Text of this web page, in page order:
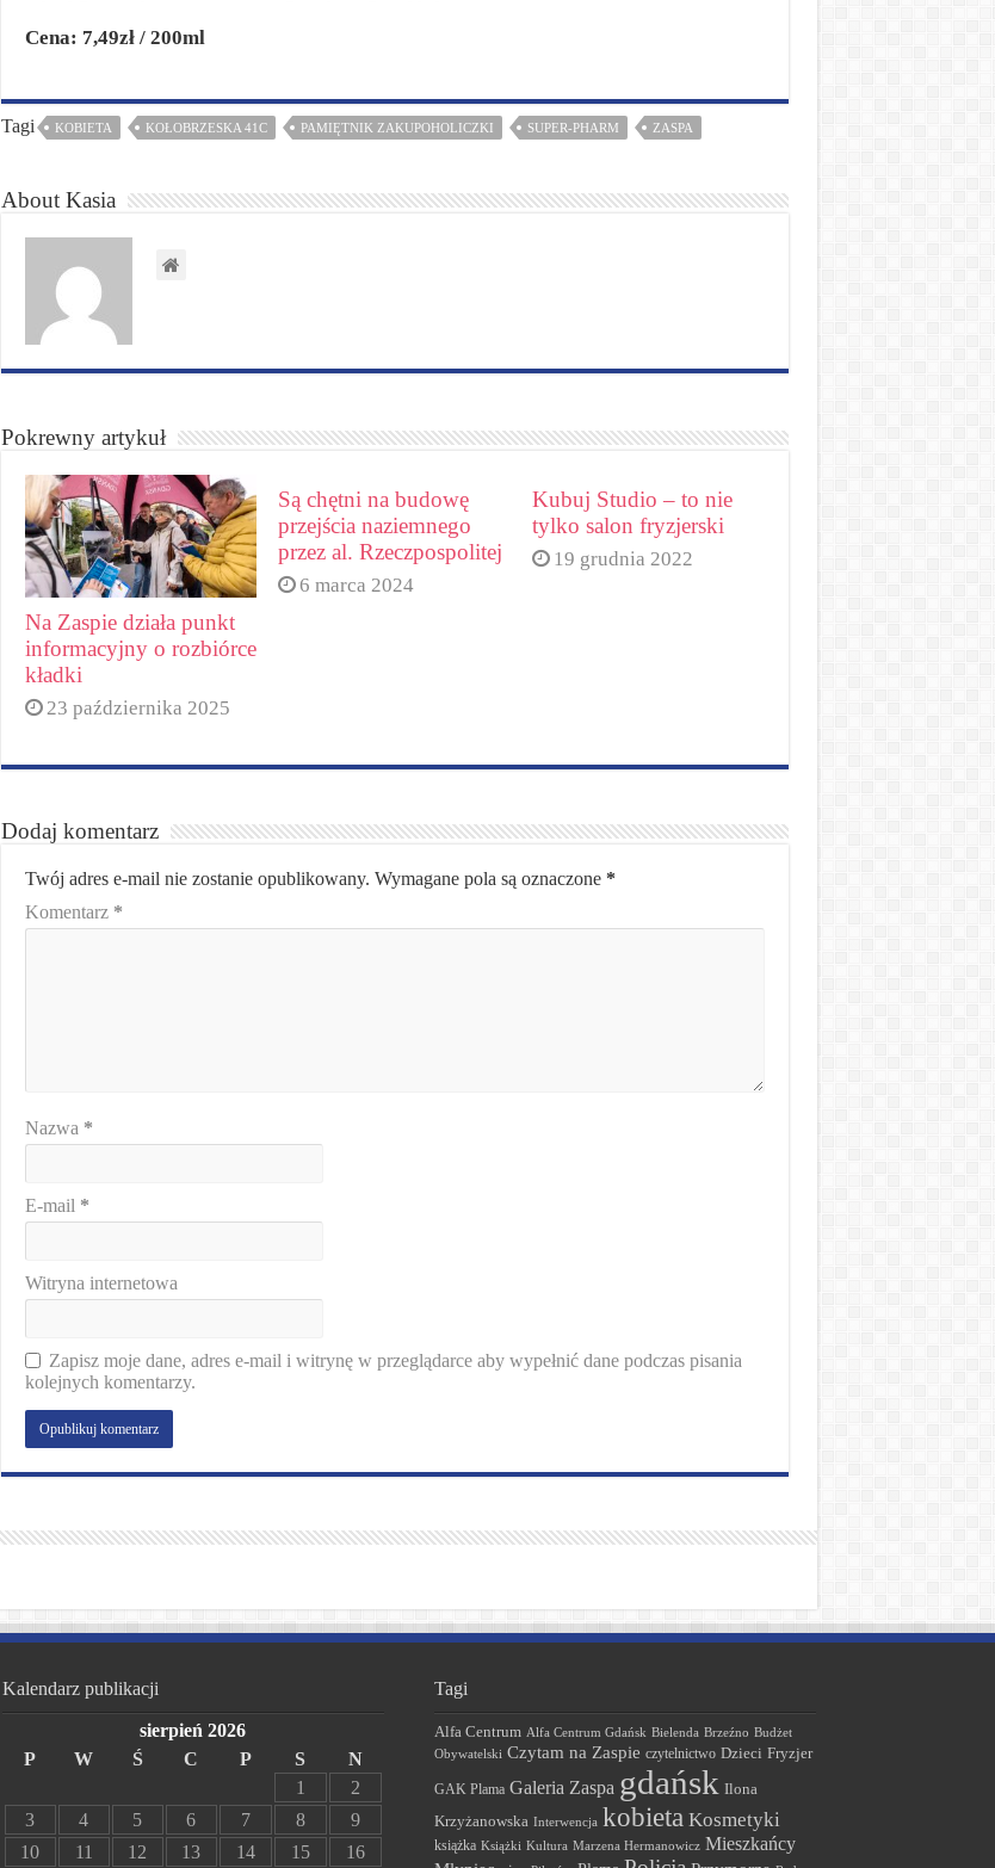
Cena: 7,49zł / 200ml
Tagi KOBIETA KOŁOBRZESKA 41C PAMIĘTNIK ZAKUPOHOLICZKI SUPER-PHARM ZASPA
About Kasia
Pokrewny artykuł
Na Zaspie działa punkt
informacyjny o rozbiórce
kładki
23 października 2025
Są chętni na budowę
przejścia naziemnego
przez al. Rzeczpospolitej
6 marca 2024
Kubuj Studio – to nie
tylko salon fryzjerski
19 grudnia 2022
Dodaj komentarz
Twój adres e-mail nie zostanie opublikowany. Wymagane pola są oznaczone *
Komentarz *
Nazwa *
E-mail *
Witryna internetowa
Zapisz moje dane, adres e-mail i witrynę w przeglądarce aby wypełnić dane podczas pisania
kolejnych komentarzy.
Kalendarz publikacji
sierpień 2026
P
W Ś C P S
N
1
2
3
4 5 6 7 8
9
10
11 12 13 14 15 16
Tagi
Alfa Centrum Alfa Centrum Gdańsk Bielenda Brzeźno Budżet
Obywatelski Czytam na Zaspie czytelnictwo Dzieci Fryzjer
GAK Plama Galeria Zaspa gdańsk Ilona
Krzyżanowska Interwencja kobieta Kosmetyki
książka Książki Kultura Marzena Hermanowicz Mieszkańcy